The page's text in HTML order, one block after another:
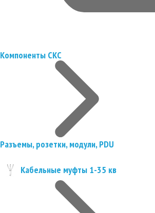
Компоненты СКС
Разъемы, розетки, модули, PDU
Кабельные муфты 1-35 кв